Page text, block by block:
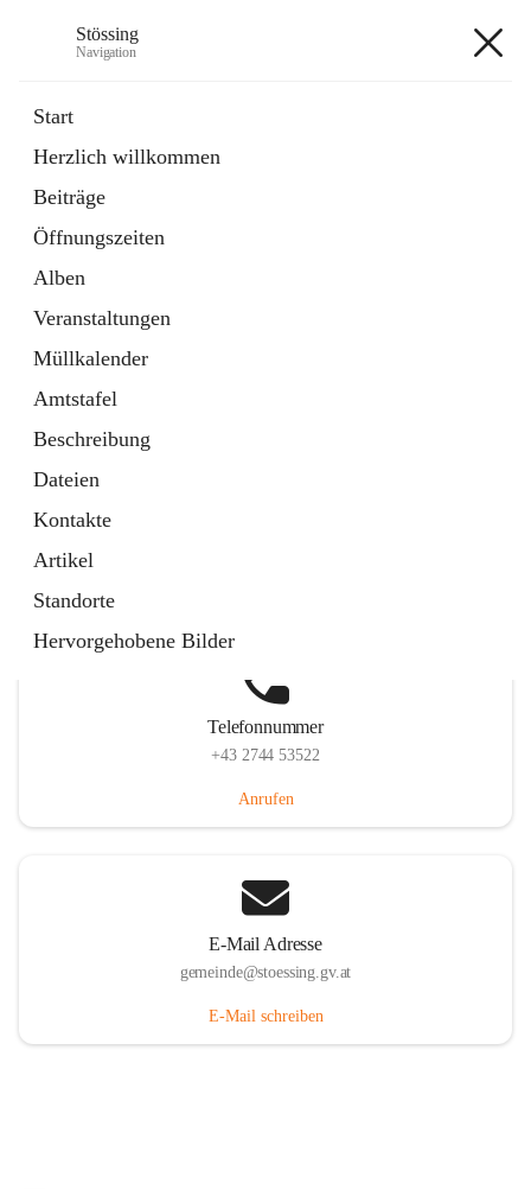
Stössing
Navigation
Start
Herzlich willkommen
Beiträge
Öffnungszeiten
Alben
Veranstaltungen
Müllkalender
Amtstafel
Beschreibung
Dateien
Kontakte
Artikel
Standorte
Hervorgehobene Bilder
Datei
in
Tab
Kindergarten
öffnet
in
neuem
Tab
Telefonnummer
+43 2744 53522
Anrufen
E-Mail Adresse
gemeinde@stoessing.gv.at
E-Mail schreiben